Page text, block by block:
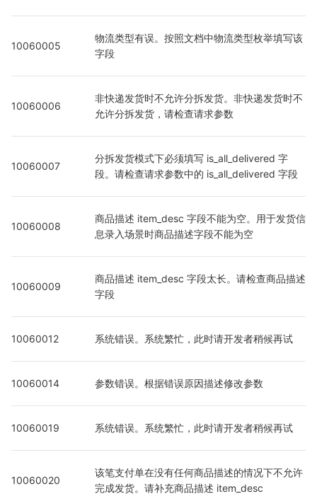
10060005
物流类型有误。按照文档中物流类型枚举填写该
字段
10060006
非快递发货时不允许分拆发货。非快递发货时不
允许分拆发货，请检查请求参数
10060007
分拆发货模式下必须填写 is_all_delivered 字
段。请检查请求参数中的 is_all_delivered 字段
10060008
商品描述 item_desc 字段不能为空。用于发货信
息录入场景时商品描述字段不能为空
10060009
商品描述 item_desc 字段太长。请检查商品描述
字段
10060012 系统错误。系统繁忙，此时请开发者稍候再试
10060014 参数错误。根据错误原因描述修改参数
10060019 系统错误。系统繁忙，此时请开发者稍候再试
10060020
该笔支付单在没有任何商品描述的情况下不允许
完成发货。请补充商品描述 item_desc